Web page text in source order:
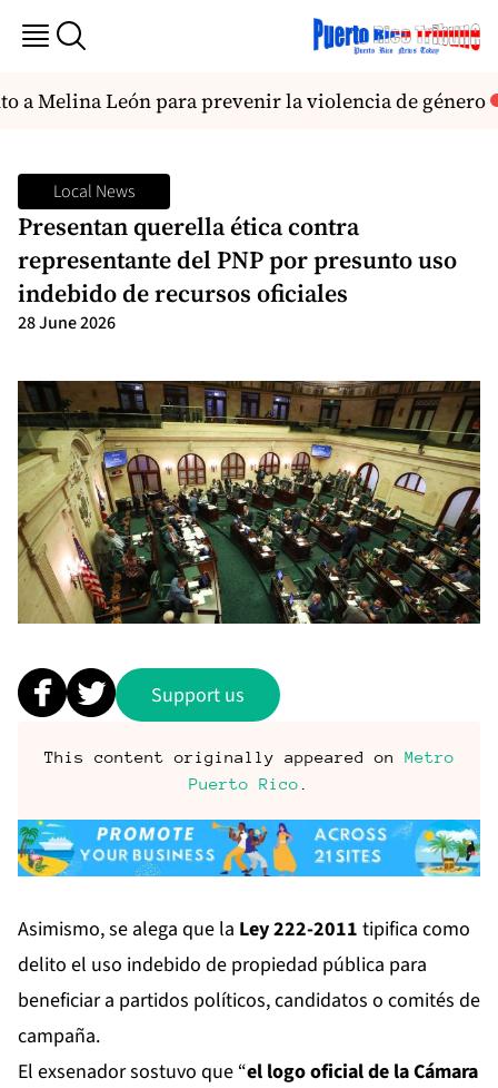
a Melina León para prevenir la violencia de género
Local News
Presentan querella ética contra
representante del PNP por presunto uso
indebido de recursos oficiales
28 June 2026
Support us
This content originally appeared on Metro
Puerto Rico
Asimismo, se alega que la Ley 222-2011 tipifica como
delito el uso indebido de propiedad pública para
beneficiar a partidos políticos, candidatos o comités de
campaña.
El exsenador sostuvo que “el logo oficial de la Cámara